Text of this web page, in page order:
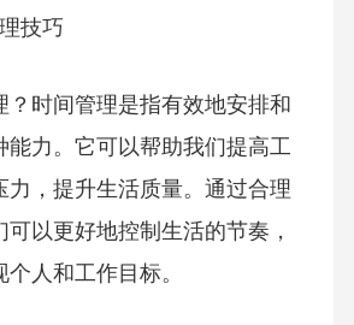
技巧
？时间管理是指有效地安排和
能力。它可以帮助我们提高工
力，提升生活质量。通过合理
以更好地控制生活的节奏，
人和工作目标。